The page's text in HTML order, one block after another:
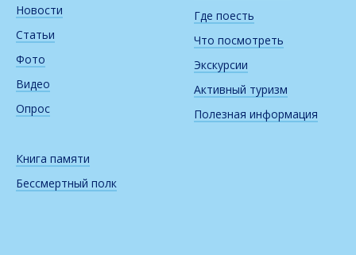
Новости
Статьи
Фото
Видео
Опрос
Книга памяти
Бессмертный полк
Где поесть
Что посмотреть
Экскурсии
Активный туризм
Полезная информация